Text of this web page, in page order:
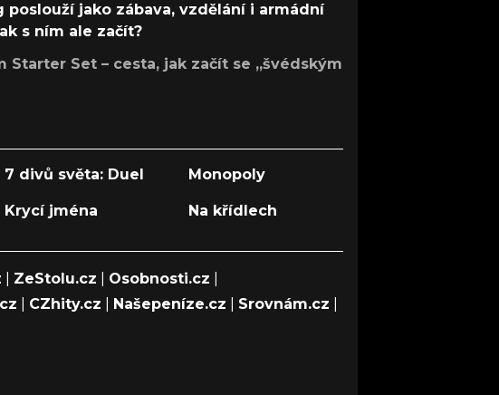
poslouží jako zábava, vzdělání i armádní
s ním ale začít?
Starter Set – cesta, jak začít se „švédským
7 divů světa: Duel Monopoly
Krycí jména Na křídlech
ZeStolu.cz Osobnosti.cz
CZhity.cz Našepeníze.cz Srovnám.cz